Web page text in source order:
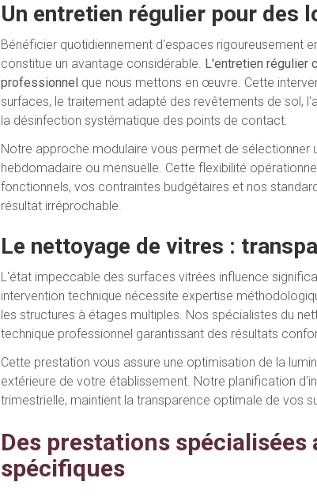
Un entretien régulier pour des
Bénéficier quotidiennement d'espaces rigoureusement
constitue un avantage considérable. L'entretien régulier
professionnel que nous mettons en œuvre. Cette
surfaces, le traitement adapté des revêtements de sol,
la désinfection systématique des points de contact.
Notre approche modulaire vous permet de sélectionner
hebdomadaire ou mensuelle. Cette flexibilité
fonctionnels, vos contraintes budgétaires et nos
résultat irréprochable.
Le nettoyage de vitres :
L'état impeccable des surfaces vitrées influence
intervention technique nécessite expertise
les structures à étages multiples. Nos spécialistes du
technique professionnel garantissant des résultats
Cette prestation vous assure une optimisation de la
extérieure de votre établissement. Notre planification
trimestrielle, maintient la transparence optimale de vos
Des prestations spécialisées
spécifiques